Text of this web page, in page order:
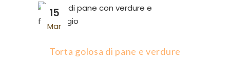
15
Mar
Torta golosa di pane e verdure